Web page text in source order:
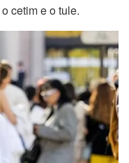
cetim e o tule.